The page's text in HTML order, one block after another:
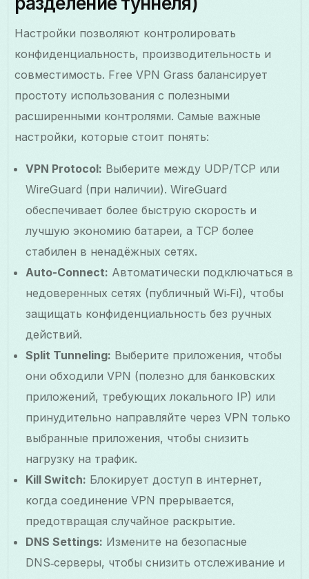
Настройки позволяют контролировать
конфиденциальность, производительность и
совместимость. Free VPN Grass балансирует
простоту использования с полезными
расширенными контролями. Самые важные
настройки, которые стоит понять:
VPN Protocol: Выберите между UDP/TCP или
WireGuard (при наличии). WireGuard
обеспечивает более быструю скорость и
лучшую экономию батареи, а TCP более
стабилен в ненадёжных сетях.
Auto-Connect: Автоматически подключаться в
недоверенных сетях (публичный Wi‑Fi), чтобы
защищать конфиденциальность без ручных
действий.
Split Tunneling: Выберите приложения, чтобы
они обходили VPN (полезно для банковских
приложений, требующих локального IP) или
принудительно направляйте через VPN только
выбранные приложения, чтобы снизить
нагрузку на трафик.
Kill Switch: Блокирует доступ в интернет,
когда соединение VPN прерывается,
предотвращая случайное раскрытие.
DNS Settings: Измените на безопасные
DNS‑серверы, чтобы снизить отслеживание и